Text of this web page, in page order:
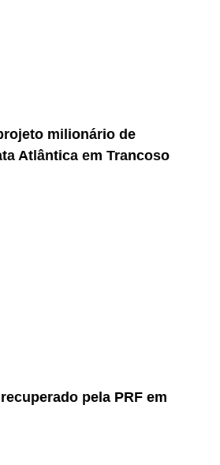
milionário de
Atlântica em Trancoso
pela PRF em